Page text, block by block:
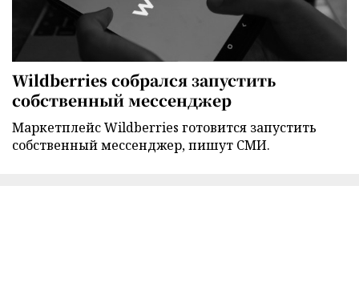
Wildberries собрался запустить
собственный мессенджер
Маркетплейс Wildberries готовится запустить
собственный мессенджер, пишут СМИ.